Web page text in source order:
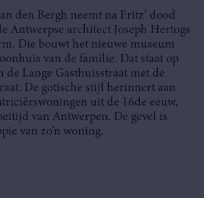
den Bergh neemt na Fritz’ dood
Antwerpse architect Joseph Hertogs
Die bouwt het nieuwe museum
van de familie. Dat staat op
de Lange Gasthuisstraat met de
De gotische stijl herinnert aan
uit de 16de eeuw,
van Antwerpen. De gevel is
van zo’n woning.